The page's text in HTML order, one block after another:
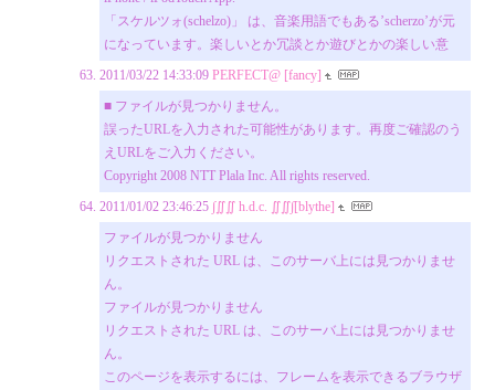
「スケルツォ(schelzo)」 は、音楽用語でもある’scherzo’が元
になっています。楽しいとか冗談とか遊びとかの楽しい意
2011/03/22 14:33:09 PERFECT@ [fancy]
■ ファイルが見つかりません。
誤ったURLを入力された可能性があります。再度ご確認のう
えURLをご入力ください。
Copyright 2008 NTT Plala Inc. All rights reserved.
2011/01/02 23:46:25 ∫∬∬ h.d.c. ∬∬∫[blythe]
ファイルが見つかりません
リクエストされた URL は、このサーバ上には見つかりませ
ん。
ファイルが見つかりません
リクエストされた URL は、このサーバ上には見つかりませ
ん。
このページを表示するには、フレームを表示できるブラウザ